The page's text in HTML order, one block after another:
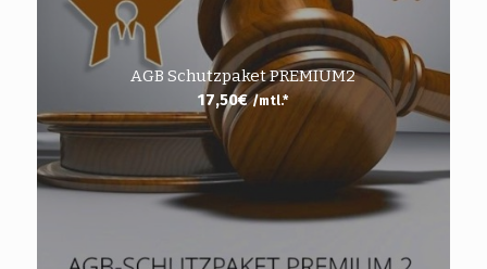
AGB Schutzpaket PREMIUM2
17,50€ /mtl.*